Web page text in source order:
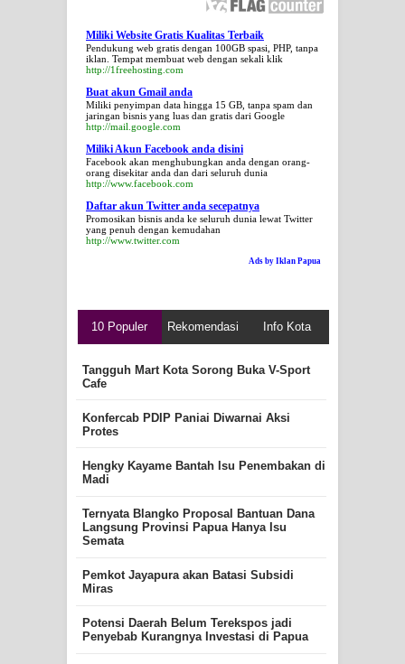
Miliki Website Gratis Kualitas Terbaik
Pendukung web gratis dengan 100GB spasi, PHP, tanpa
iklan. Tempat membuat web dengan sekali klik
http://1freehosting.com
Buat akun Gmail anda
Miliki penyimpan data hingga 15 GB, tanpa spam dan
jaringan bisnis yang luas dan gratis dari Google
http://mail.google.com
Miliki Akun Facebook anda disini
Facebook akan menghubungkan anda dengan orang-
orang disekitar anda dan dari seluruh dunia
http://www.facebook.com
Daftar akun Twitter anda secepatnya
Promosikan bisnis anda ke seluruh dunia lewat Twitter
yang penuh dengan kemudahan
http://www.twitter.com
Ads by Iklan Papua
10 Populer Rekomendasi Info Kota
Tangguh Mart Kota Sorong Buka V-Sport
Cafe
Konfercab PDIP Paniai Diwarnai Aksi
Protes
Hengky Kayame Bantah Isu Penembakan di
Madi
Ternyata Blangko Proposal Bantuan Dana
Langsung Provinsi Papua Hanya Isu
Semata
Pemkot Jayapura akan Batasi Subsidi
Miras
Potensi Daerah Belum Terekspos jadi
Penyebab Kurangnya Investasi di Papua